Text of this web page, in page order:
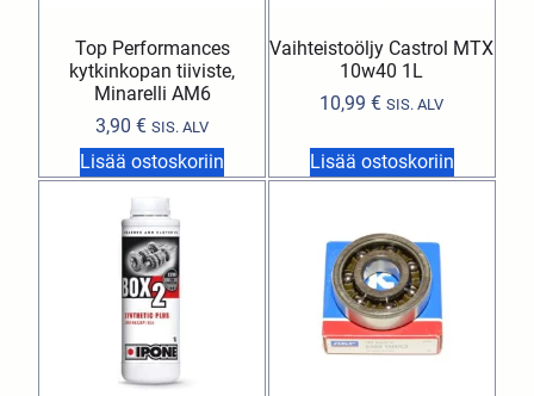
Top Performances
kytkinkopan tiiviste,
Minarelli AM6
3,90€ SIS. ALV
Lisää ostoskoriin
Vaihteistoöljy Castrol MTX
10w40 1L
10,99€ SIS. ALV
Lisää ostoskoriin